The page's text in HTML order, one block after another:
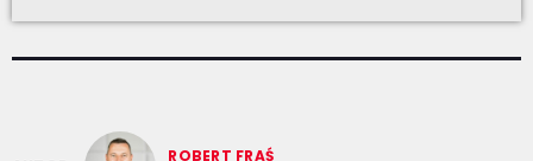
ROBERT FRAŚ